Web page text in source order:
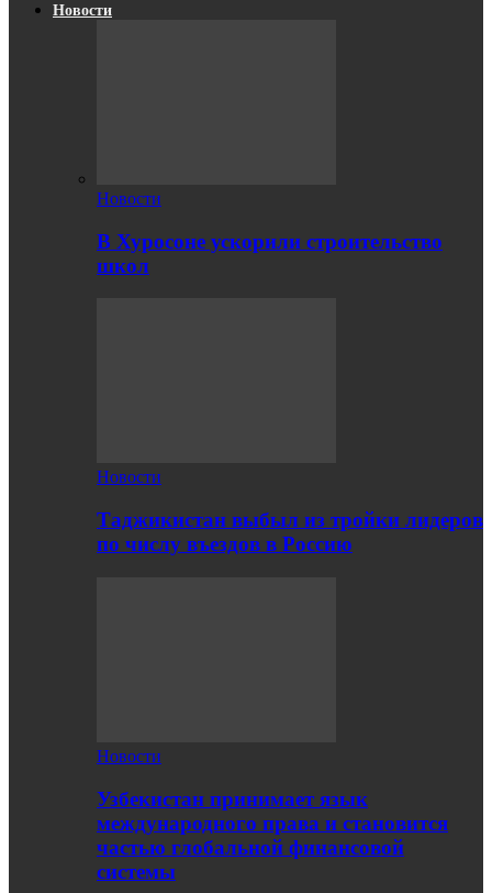
Новости
Новости
В Хуросоне ускорили строительство
школ
Новости
Таджикистан выбыл из тройки лидеров
по числу въездов в Россию
Новости
Узбекистан принимает язык
международного права и становится
частью глобальной финансовой
системы